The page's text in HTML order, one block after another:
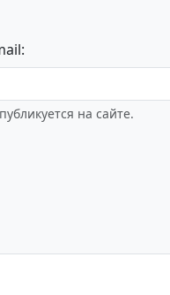
на сайте.